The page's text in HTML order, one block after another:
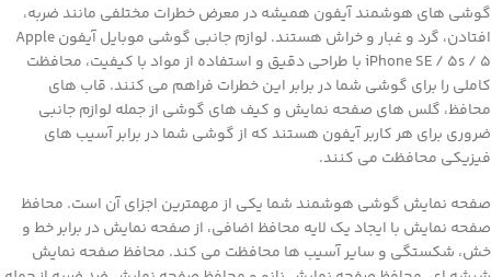
گوشی های هوشمند آیفون همیشه در معرض خطرات مختلفی مانند ضربه،
افتادن، گرد و غبار و خراش هستند. لوازم جانبی گوشی موبایل آیفون Apple
iPhone SE / 5s / 5 با طراحی دقیق و استفاده از مواد با کیفیت، محافظت
کاملی را برای گوشی شما در برابر این خطرات فراهم می کنند. قاب های
محافظ، گلس های صفحه نمایش و کیف های گوشی از جمله لوازم جانبی
ضروری برای هر کاربر آیفون هستند که از گوشی شما در برابر آسیب های
فیزیکی محافظت می کنند.
صفحه نمایش گوشی هوشمند شما یکی از مهمترین اجزای آن است. محافظ
صفحه نمایش با ایجاد یک لایه محافظ اضافی، از صفحه نمایش در برابر خط و
خش، شکستگی و سایر آسیب ها محافظت می کند. محافظ صفحه نمایش